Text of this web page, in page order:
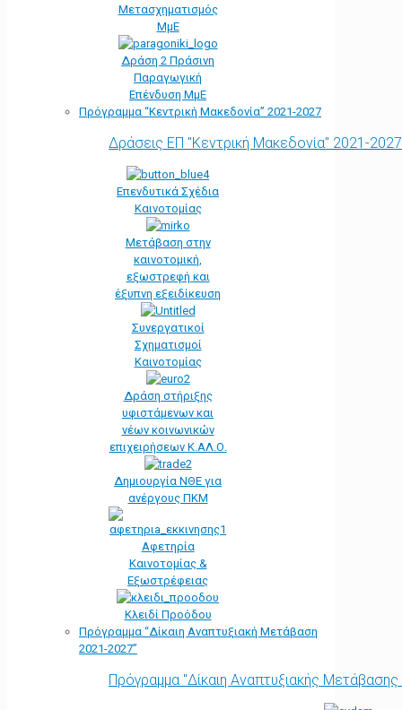
Μετασχηματισμός
ΜμΕ
Δράση 2 Πράσινη
Παραγωγική
Επένδυση ΜμΕ
Πρόγραμμα “Κεντρική Μακεδονία” 2021-2027
Δράσεις ΕΠ "Κεντρική Μακεδονία" 2021-2027
Επενδυτικά Σχέδια
Καινοτομίας
Μετάβαση στην
καινοτομική,
εξωστρεφή και
έξυπνη εξειδίκευση
Συνεργατικοί
Σχηματισμοί
Καινοτομίας
Δράση στήριξης
υφιστάμενων και
νέων κοινωνικών
επιχειρήσεων Κ.ΑΛ.Ο.
Δημιουργία ΝΘΕ για
ανέργους ΠΚΜ
Αφετηρία
Kαινοτομίας &
Εξωστρέφειας
Κλειδί Προόδου
Πρόγραμμα “Δίκαιη Αναπτυξιακή Μετάβαση
2021-2027”
Πρόγραμμα "Δίκαιη Αναπτυξιακής